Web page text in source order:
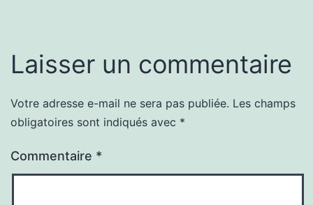
Laisser un commentaire
Votre adresse e-mail ne sera pas publiée. Les champs
obligatoires sont indiqués avec *
Commentaire *